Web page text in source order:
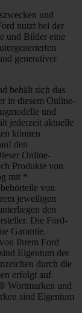
und
nutzt bei der
und Bilder eine
generativer
behält sich das
in diesem Online-
und
jederzeit aktuelle
können
den
Online-
Produkte von
mit *
von
jeweiligen
den
Die Ford-
Garantie.
Ihrem Ford
Eigentum der
durch die
erfolgt auf
Wortmarken und
sind Eigentum